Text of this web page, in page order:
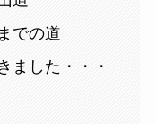
での道
ました・・・